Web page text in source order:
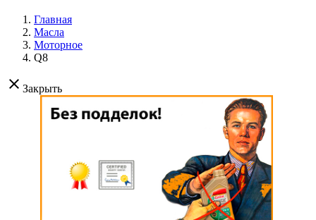
Главная
Масла
Моторное
Q8
clear Закрыть